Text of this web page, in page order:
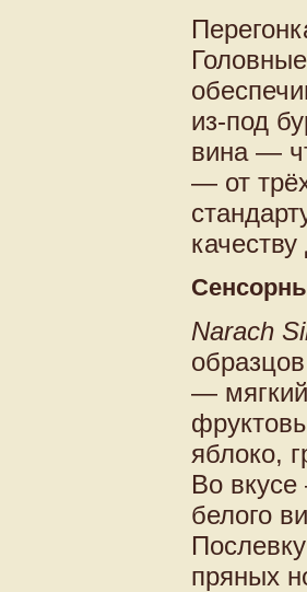
из-под
вина —
— от
Narach
—
яблоко,
Во вкусе
белого
пряных